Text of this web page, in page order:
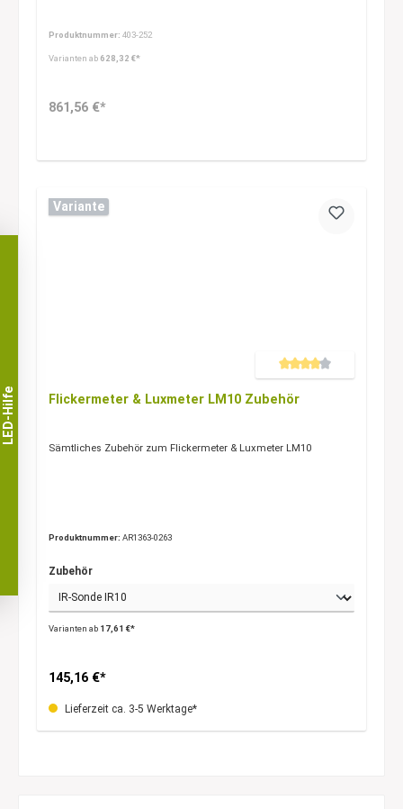
Produktnummer: 403-252
Varianten ab628,32 €*
861,56 €*
Variante
Durchschnittliche Bewertung
Flickermeter & Luxmeter LM10 Zubehör
Sämtliches Zubehör zum Flickermeter & Luxmeter LM10
Produktnummer: AR1363-0263
Zubehör
Varianten ab17,61 €*
145,16 €*
Lieferzeit ca. 3-5 Werktage*
LED-Hilfe